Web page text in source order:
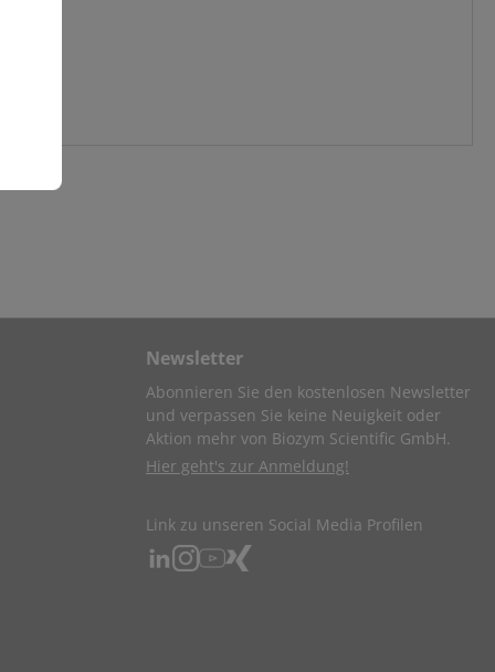
Newsletter
Abonnieren Sie den kostenlosen Newsletter
und verpassen Sie keine Neuigkeit oder
Aktion mehr von Biozym Scientific GmbH.
Hier geht's zur Anmeldung!
Link zu unseren Social Media Profilen